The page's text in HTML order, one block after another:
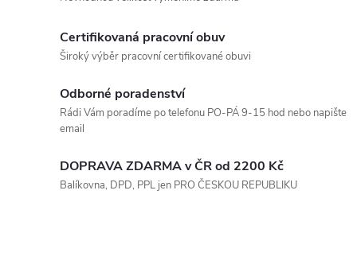
Certifikovaná pracovní obuv
Široký výběr pracovní certifikované obuvi
Odborné poradenství
Rádi Vám poradíme po telefonu PO-PÁ 9-15 hod nebo napište
email
DOPRAVA ZDARMA v ČR od 2200 Kč
Balíkovna, DPD, PPL jen PRO ČESKOU REPUBLIKU